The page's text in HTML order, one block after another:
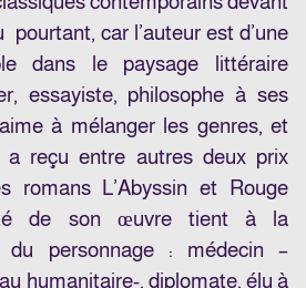
pourtant, car l’auteur est d’une
dans le paysage littéraire
essayiste, philosophe à ses
à mélanger les genres, et
a reçu entre autres deux prix
romans L’Abyssin et Rouge
de son œuvre tient à la
du personnage : médecin –
humanitaire-, diplomate, élu à